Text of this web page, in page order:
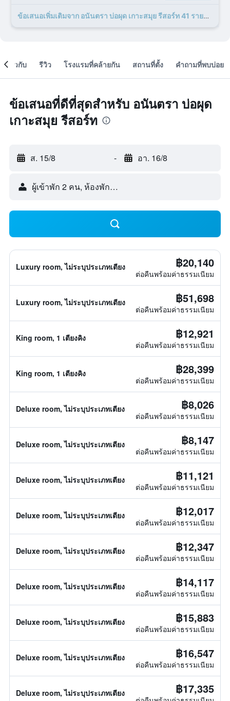
ข้อเสนอเพิ่มเติมจาก อนันตรา บ่อผุด เกาะสมุย รีสอร์ท 41 รายการ
เกี่ยวกับ รีวิว โรงแรมที่คล้ายกัน สถานที่ตั้ง คำถามที่พบบ่อย
ข้อเสนอที่ดีที่สุดสำหรับ อนันตรา บ่อผุด
เกาะสมุย รีสอร์ท
ส. 15/8 - อา. 16/8
ผู้เข้าพัก 2 คน, ห้องพัก 1 ห้อง
Luxury room, ไม่ระบุประเภทเตียง ฿20,140
ต่อคืนพร้อมค่าธรรมเนียม
Luxury room, ไม่ระบุประเภทเตียง ฿51,698
ต่อคืนพร้อมค่าธรรมเนียม
King room, 1 เตียงคิง ฿12,921
ต่อคืนพร้อมค่าธรรมเนียม
King room, 1 เตียงคิง ฿28,399
ต่อคืนพร้อมค่าธรรมเนียม
Deluxe room, ไม่ระบุประเภทเตียง ฿8,026
ต่อคืนพร้อมค่าธรรมเนียม
Deluxe room, ไม่ระบุประเภทเตียง ฿8,147
ต่อคืนพร้อมค่าธรรมเนียม
Deluxe room, ไม่ระบุประเภทเตียง ฿11,121
ต่อคืนพร้อมค่าธรรมเนียม
Deluxe room, ไม่ระบุประเภทเตียง ฿12,017
ต่อคืนพร้อมค่าธรรมเนียม
Deluxe room, ไม่ระบุประเภทเตียง ฿12,347
ต่อคืนพร้อมค่าธรรมเนียม
Deluxe room, ไม่ระบุประเภทเตียง ฿14,117
ต่อคืนพร้อมค่าธรรมเนียม
Deluxe room, ไม่ระบุประเภทเตียง ฿15,883
ต่อคืนพร้อมค่าธรรมเนียม
Deluxe room, ไม่ระบุประเภทเตียง ฿16,547
ต่อคืนพร้อมค่าธรรมเนียม
Deluxe room, ไม่ระบุประเภทเตียง ฿17,335